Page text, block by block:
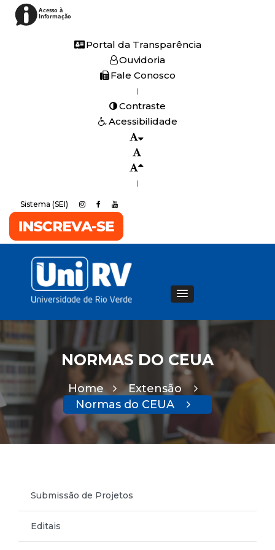
Acesso à
Informação
Portal da Transparência
Ouvidoria
Fale Conosco
|
Contraste
Acessibilidade
|
Sistema (SEI)
NORMAS DO CEUA
Home
Extensão
Normas do CEUA
Submissão de Projetos
Editais